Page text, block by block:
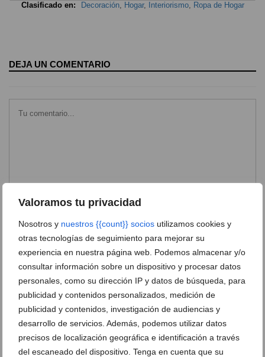
Valoramos tu privacidad
Nosotros y nuestros {{count}} socios utilizamos cookies y
otras tecnologías de seguimiento para mejorar su
experiencia en nuestra página web. Podemos almacenar y/o
consultar información sobre un dispositivo y procesar datos
personales, como su dirección IP y datos de búsqueda, para
publicidad y contenidos personalizados, medición de
publicidad y contenidos, investigación de audiencias y
desarrollo de servicios. Además, podemos utilizar datos
precisos de localización geográfica e identificación a través
del escaneado del dispositivo. Tenga en cuenta que su
Clasificado en:
Decoración, Hogar, Interiorismo, Ropa de Hogar
DEJA UN COMENTARIO